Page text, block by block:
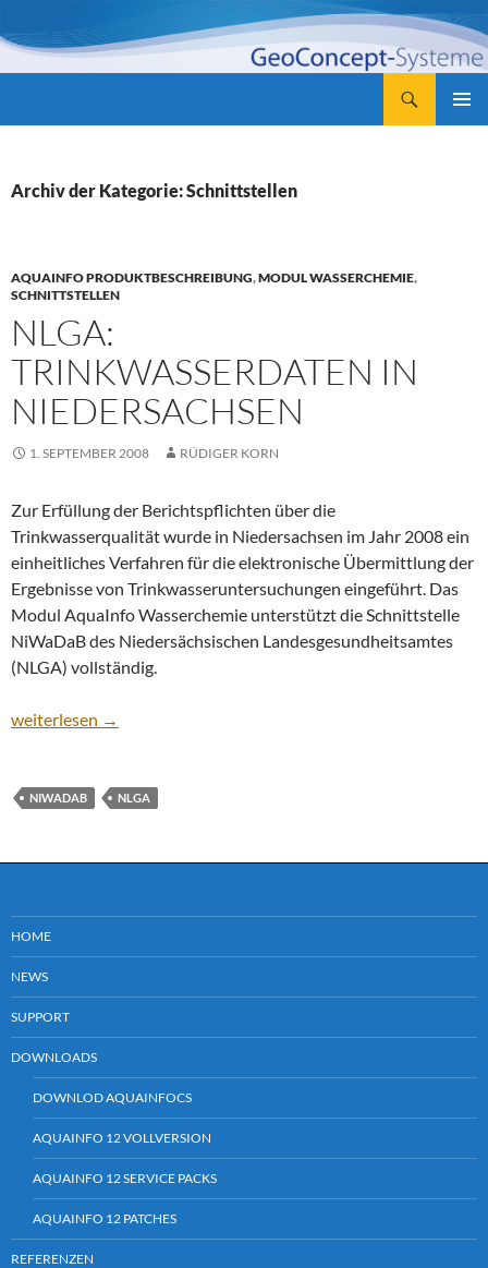
Inhalt
springen
Archiv der Kategorie: Schnittstellen
AQUAINFO PRODUKTBESCHREIBUNG,MODUL WASSERCHEMIE,
SCHNITTSTELLEN
NLGA:
TRINKWASSERDATEN IN
NIEDERSACHSEN
1. SEPTEMBER 2008 RÜDIGER KORN
Zur Erfüllung der Berichtspflichten über die
Trinkwasserqualität wurde in Niedersachsen im Jahr 2008 ein
einheitliches Verfahren für die elektronische Übermittlung der
Ergebnisse von Trinkwasseruntersuchungen eingeführt. Das
Modul AquaInfo Wasserchemie unterstützt die Schnittstelle
NiWaDaB des Niedersächsischen Landesgesundheitsamtes
(NLGA) vollständig.
NLGA: Trinkwasserdaten in Niedersachsen
weiterlesen →
NIWADAB NLGA
HOME
NEWS
SUPPORT
DOWNLOADS
DOWNLOD AQUAINFOCS
AQUAINFO 12 VOLLVERSION
AQUAINFO 12 SERVICE PACKS
AQUAINFO 12 PATCHES
REFERENZEN